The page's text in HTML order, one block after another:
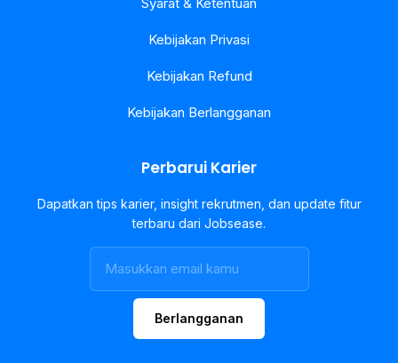
Kebijakan Privasi
Kebijakan Refund
Kebijakan Berlangganan
Perbarui Karier
Dapatkan tips karier, insight rekrutmen, dan update fitur
terbaru dari Jobsease.
Berlangganan